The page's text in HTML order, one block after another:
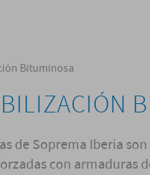
Bituminosa
de Soprema Iberia
con